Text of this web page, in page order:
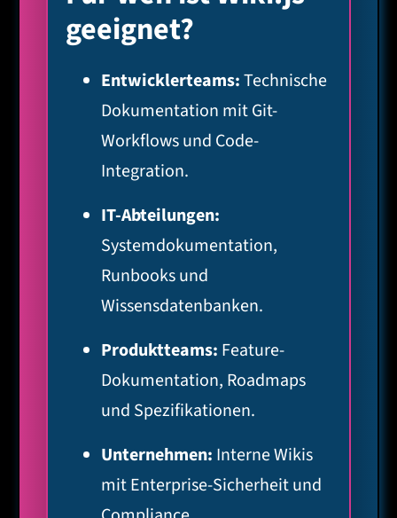
geeignet?
Entwicklerteams:Technische
Dokumentation mit Git-
Workflows und Code-
Integration.
IT-Abteilungen:
Systemdokumentation,
Runbooks und
Wissensdatenbanken.
Produktteams: Feature-
Dokumentation, Roadmaps
und Spezifikationen.
Unternehmen: Interne Wikis
mit Enterprise-Sicherheit und